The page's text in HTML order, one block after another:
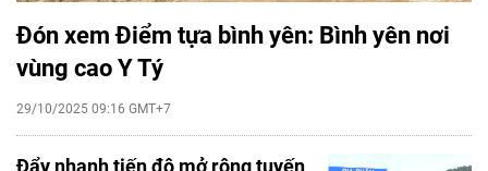
Đón xem Điểm tựa bình yên: Bình yên nơi
vùng cao Y Tý
29/10/2025 09:16 GMT+7